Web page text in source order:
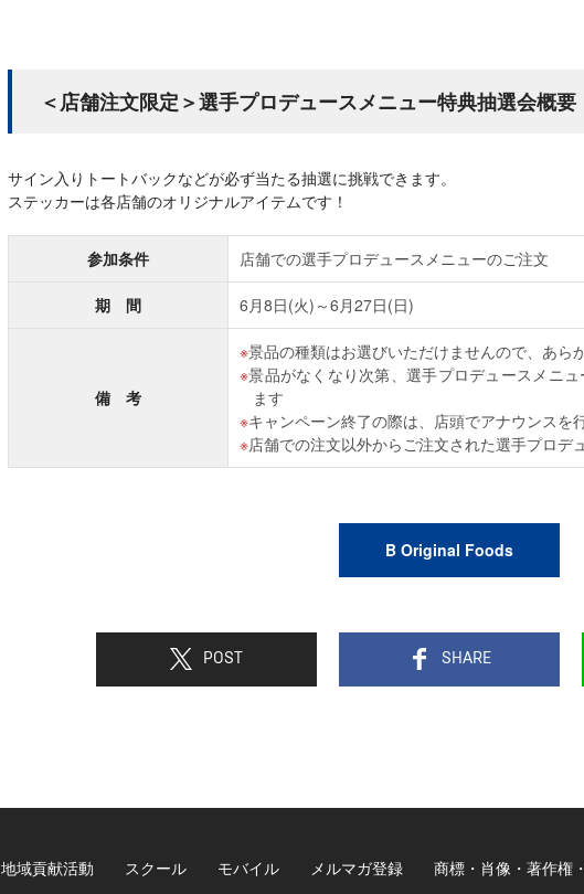
＜店舗注文限定＞選手プロデュースメニュー特典抽選会概要
サイン入りトートバックなどが必ず当たる抽選に挑戦できます。
ステッカーは各店舗のオリジナルアイテムです！
参加条件 店舗での選手プロデュースメニューのご注文
期 間 6月8日(火)～6月27日(日)
備 考
景品の種類はお選びいただけませんので、あら
景品がなくなり次第、選手プロデュースメニ
ます
キャンペーン終了の際は、店頭でアナウンスを
店舗での注文以外からご注文された選手プロデ
B Original Foods
POST SHARE
地域貢献活動 スクール モバイル メルマガ登録 商標・肖像・著作権